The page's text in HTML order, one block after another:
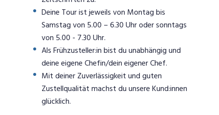
Deine Tour ist jeweils von Montag bis
Samstag von 5.00 – 6.30 Uhr oder sonntags
von 5.00 - 7.30 Uhr.
Als Frühzusteller:in bist du unabhängig und
deine eigene Chefin/dein eigener Chef.
Mit deiner Zuverlässigkeit und guten
Zustellqualität machst du unsere Kund:innen
glücklich.